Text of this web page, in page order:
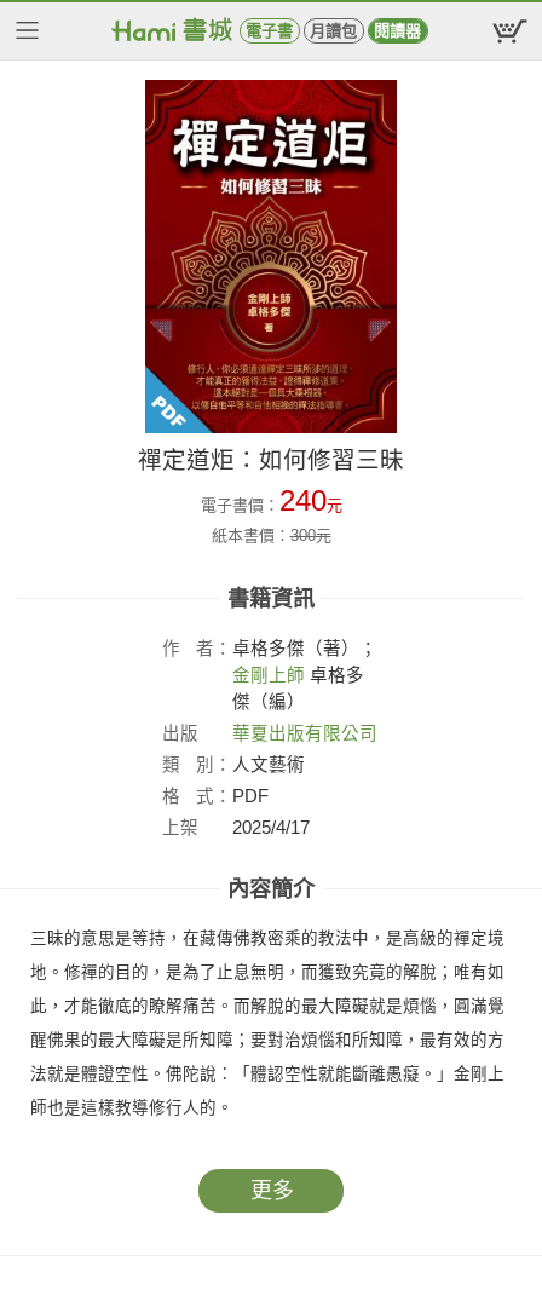
電子書 月讀包 閱讀器
禪定道炬：如何修習三昧
電子書價： 240元
紙本書價：300元
書籍資訊
作 者： 卓格多傑（著）；
金剛上師 卓格多
傑（編）
出版
社：
華夏出版有限公司
類
別： 人文藝術
格
式： PDF
上架
2025/4/17
內容簡介
三昧的意思是等持，在藏傳佛教密乘的教法中，是高級的禪定境
地。修禪的目的，是為了止息無明，而獲致究竟的解脫；唯有如
此，才能徹底的瞭解痛苦。而解脫的最大障礙就是煩惱，圓滿覺
醒佛果的最大障礙是所知障；要對治煩惱和所知障，最有效的方
法就是體證空性。佛陀說：「體認空性就能斷離愚癡。」金剛上
師也是這樣教導修行人的。
更多